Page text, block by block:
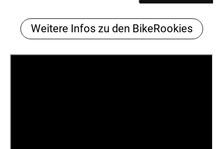
Weitere Infos zu den BikeRookies